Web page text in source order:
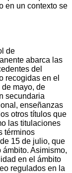
en un contexto se
de
abarca las
del
recogidas en el
mayo, de
secundaria
enseñanzas
otros títulos que
las titulaciones
términos
15 de julio, que
Asimismo,
en el ámbito
regulados en la